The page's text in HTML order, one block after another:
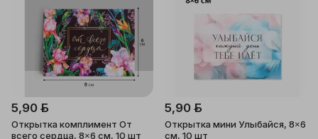
5,90 ƃ
Открытка комплимент От
всего сердца, 8×6 см, 10 шт
5,90 ƃ
Открытка мини Улыбайся, 8×6
см, 10 шт